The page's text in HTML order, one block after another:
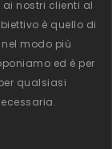
nostri clienti al
è quello di
modo più
ed è per
qualsiasi